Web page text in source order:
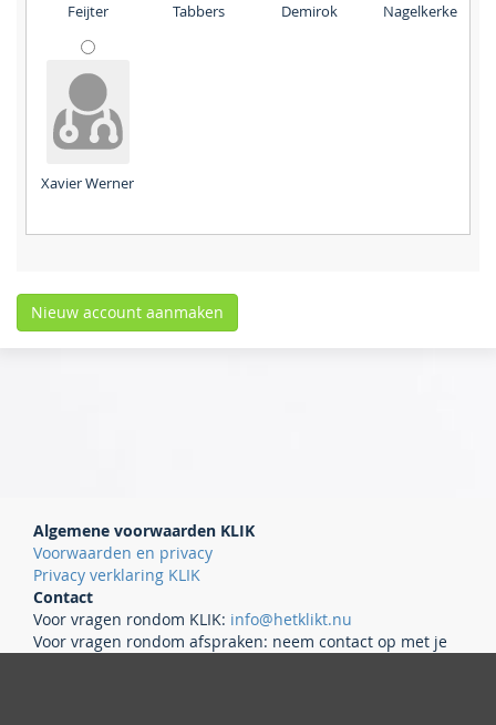
Feijter
Tabbers
Demirok
Nagelkerke
Xavier Werner
Algemene voorwaarden KLIK
Voorwaarden en privacy
Privacy verklaring KLIK
Contact
Voor vragen rondom KLIK: info@hetklikt.nu
Voor vragen rondom afspraken: neem contact op met je